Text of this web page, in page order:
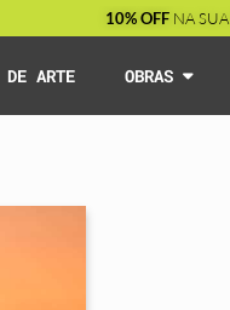
10% OFF NA SUA
DE ARTE OBRAS